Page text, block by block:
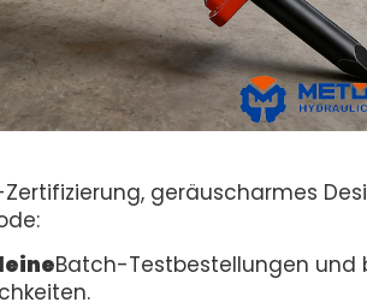
Provinz Shandong, China.
DM40. Größe:
Zertifizierung, geräuscharmes
Batch-Testbestellungen und